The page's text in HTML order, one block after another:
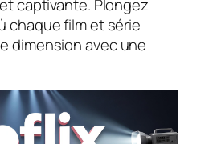
captivante. Plongez
chaque film et série
dimension avec une